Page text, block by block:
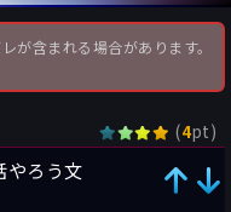
含まれる場合があります。
(4pt)
やろう文